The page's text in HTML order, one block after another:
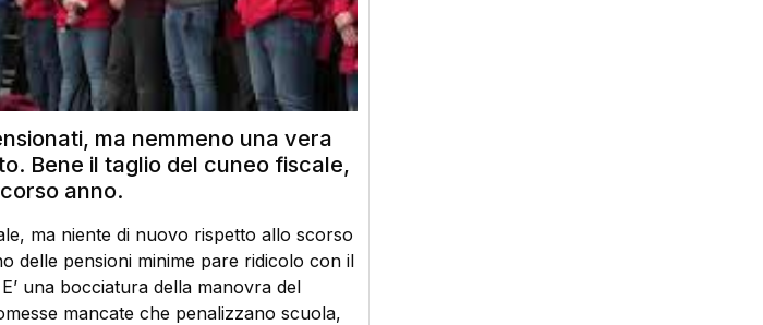
ma nemmeno una vera
Bene il taglio del cuneo fiscale,
anno.
ma niente di nuovo rispetto allo scorso
delle pensioni minime pare ridicolo con il
una bocciatura della manovra del
mancate che penalizzano scuola,